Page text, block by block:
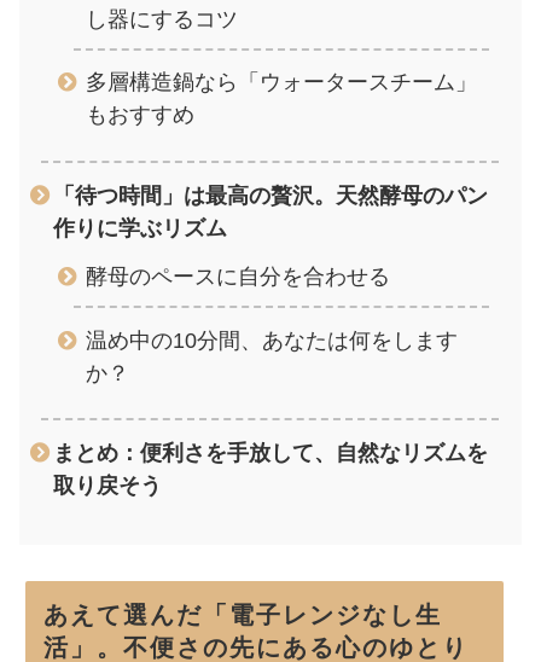
し器にするコツ
多層構造鍋なら「ウォータースチーム」
もおすすめ
「待つ時間」は最高の贅沢。天然酵母のパン
作りに学ぶリズム
酵母のペースに自分を合わせる
温め中の10分間、あなたは何をします
か？
まとめ：便利さを手放して、自然なリズムを
取り戻そう
あえて選んだ「電子レンジなし生
活」。不便さの先にある心のゆとり